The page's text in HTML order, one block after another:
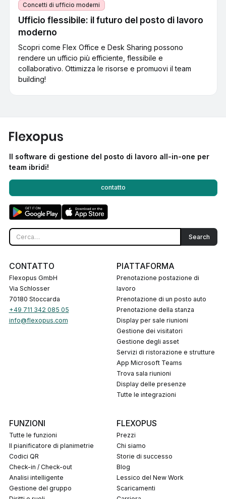
Concetti di ufficio moderni
Ufficio flessibile: il futuro del posto di lavoro
moderno
Scopri come Flex Office e Desk Sharing possono
rendere un ufficio più efficiente, flessibile e
collaborativo. Ottimizza le risorse e promuovi il team
building!
Il software di gestione del posto di lavoro all-in-one per
team ibridi!
contatto
CONTATTO
Flexopus GmbH
Via Schlosser
70180 Stoccarda
+49 711 342 085 05
info@flexopus.com
PIATTAFORMA
Prenotazione postazione di
lavoro
Prenotazione di un posto auto
Prenotazione della stanza
Display per sale riunioni
Gestione dei visitatori
Gestione degli asset
Servizi di ristorazione e strutture
App Microsoft Teams
Trova sala riunioni
Display delle presenze
Tutte le integrazioni
FUNZIONI
Tutte le funzioni
Il pianificatore di planimetrie
codici QR
Check-in / Check-out
Analisi intelligente
Gestione del gruppo
FLEXOPUS
Prezzi
Chi siamo
Storie di successo
Blog
Lessico del New Work
Scaricamenti